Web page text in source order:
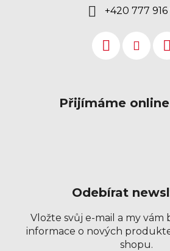
+420 777 916
Přijímáme
Odebírat
Vložte svůj e-mail a my vám
informace o nových
shopu.